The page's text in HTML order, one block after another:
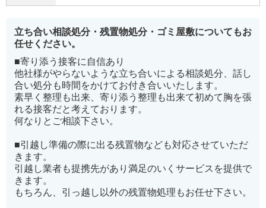
立ち合い相談処分・残置物処分・ゴミ屋敷についてもお
任せください。
■寄り添う接客に自信あり
他社様がやらないような立ち合いによる相談処分、話し
合い処分も時間をかけてお付き合いいたします。
素早く整理も出来、寄り添う整理も出来て初めて胸を張
れる接客だと考えております。
何なりとご相談下さい。
■引越し準備の際に出る残置物なども対応させていただ
きます。
引越し業者も提携先があり満足のいくサービスを提供で
きます。
もちろん、引っ越し以外の残置物処理もお任せ下さい。